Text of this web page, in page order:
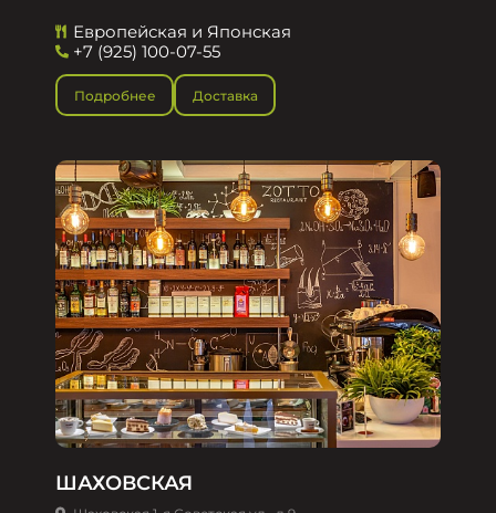
Европейская и Японская
+7 (925) 100-07-55
Подробнее Доставка
ШАХОВСКАЯ